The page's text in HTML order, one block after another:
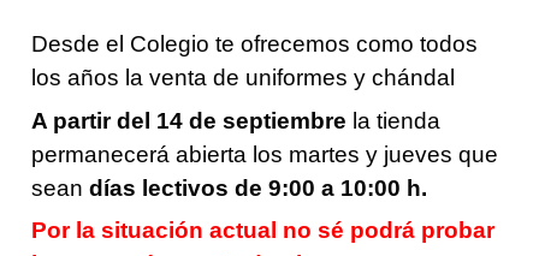
Desde el Colegio te ofrecemos como todos
los años la venta de uniformes y chándal
A partir del 14 de septiembre la tienda
permanecerá abierta los martes y jueves que
sean días lectivos de 9:00 a 10:00 h.
Por la situación actual no sé podrá probar